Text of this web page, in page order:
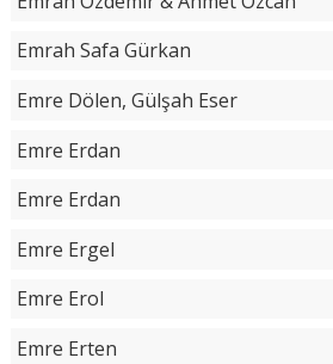
Emrah Safa Gürkan
Emre Dölen, Gülşah Eser
Emre Erdan
Emre Erdan
Emre Ergel
Emre Erol
Emre Erten